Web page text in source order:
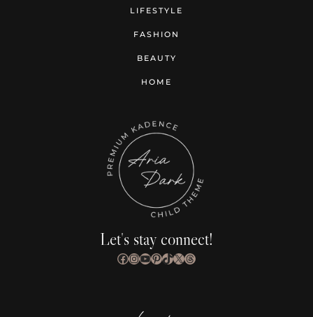
LIFESTYLE
FASHION
BEAUTY
HOME
Let's stay connect!
Facebook
Instagram
YouTube
Pinterest
TikTok
X Threads